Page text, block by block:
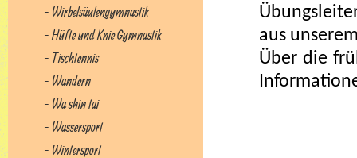
- Wirbelsäulengymnastik
- Hüfte und Knie Gymnastik
- Tischtennis
- Wandern
- Wa shin tai
- Wassersport
- Wintersport
aus
Über die